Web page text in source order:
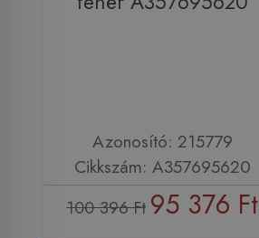
Azonosító: 215779
Cikkszám: A357695620
100 396 Ft 95 376 Ft